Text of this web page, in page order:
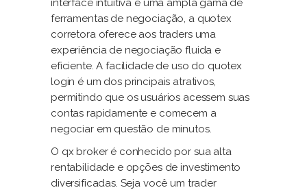
interface intuitiva e uma ampla gama de
ferramentas de negociação, a quotex
corretora oferece aos traders uma
experiência de negociação fluida e
eficiente. A facilidade de uso do quotex
login é um dos principais atrativos,
permitindo que os usuários acessem suas
contas rapidamente e comecem a
negociar em questão de minutos.
O qx broker é conhecido por sua alta
rentabilidade e opções de investimento
diversificadas. Seja você um trader